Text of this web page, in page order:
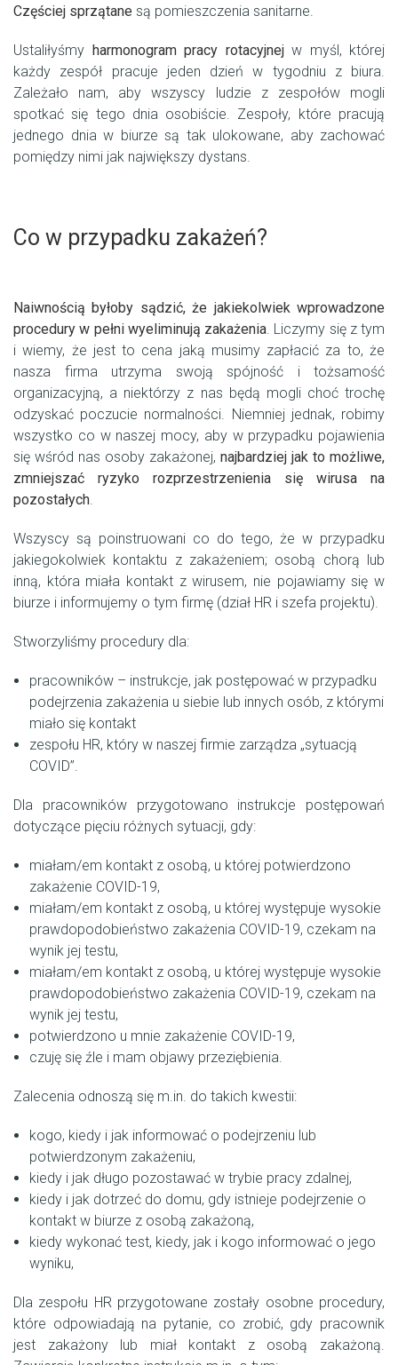
Częściej sprzątane są pomieszczenia sanitarne.
Ustaliłyśmy harmonogram pracy rotacyjnejw myśl, której
każdy zespół pracuje jeden dzień w tygodniu z biura.
Zależało nam, aby wszyscy ludzie z zespołów mogli
spotkać się tego dnia osobiście. Zespoły, które pracują
jednego dnia w biurze są tak ulokowane, aby zachować
pomiędzy nimi jak największy dystans.
Co w przypadku zakażeń?
Naiwnością byłoby sądzić, że jakiekolwiek wprowadzone
procedury w pełni wyeliminują zakażenia . Liczymy się z tym
i wiemy, że jest to cena jaką musimy zapłacić za to, że
nasza firma utrzyma swoją spójność i tożsamość
organizacyjną, a niektórzy z nas będą mogli choć trochę
odzyskać poczucie normalności. Niemniej jednak, robimy
wszystko co w naszej mocy, aby w przypadku pojawienia
się wśród nas osoby zakażonej, najbardziej jak to możliwe,
zmniejszać ryzyko rozprzestrzenienia się wirusa na
pozostałych
Wszyscy są poinstruowani co do tego, że w przypadku
jakiegokolwiek kontaktu z zakażeniem; osobą chorą lub
inną, która miała kontakt z wirusem, nie pojawiamy się w
biurze i informujemy o tym firmę (dział HR i szefa projektu).
Stworzyliśmy procedury dla:
pracowników – instrukcje, jak postępować w przypadku
podejrzenia zakażenia u siebie lub innych osób, z którymi
miało się kontakt
zespołu HR, który w naszej firmie zarządza „sytuacją
COVID”.
Dla pracowników przygotowano instrukcje postępowań
dotyczące pięciu różnych sytuacji, gdy:
miałam/em kontakt z osobą, u której potwierdzono
zakażenie COVID-19,
miałam/em kontakt z osobą, u której występuje wysokie
prawdopodobieństwo zakażenia COVID-19, czekam na
wynik jej testu,
miałam/em kontakt z osobą, u której występuje wysokie
prawdopodobieństwo zakażenia COVID-19, czekam na
wynik jej testu,
potwierdzono u mnie zakażenie COVID-19,
czuję się źle i mam objawy przeziębienia.
Zalecenia odnoszą się m.in. do takich kwestii:
kogo, kiedy i jak informować o podejrzeniu lub
potwierdzonym zakażeniu,
kiedy i jak długo pozostawać w trybie pracy zdalnej,
kiedy i jak dotrzeć do domu, gdy istnieje podejrzenie o
kontakt w biurze z osobą zakażoną,
kiedy wykonać test, kiedy, jak i kogo informować o jego
wyniku,
Dla zespołu HR przygotowane zostały osobne procedury,
które odpowiadają na pytanie, co zrobić, gdy pracownik
jest zakażony lub miał kontakt z osobą zakażoną.